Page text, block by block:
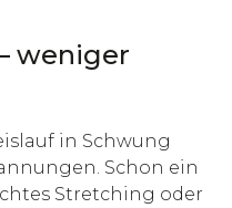
weniger
in Schwung
Schon ein
Stretching oder